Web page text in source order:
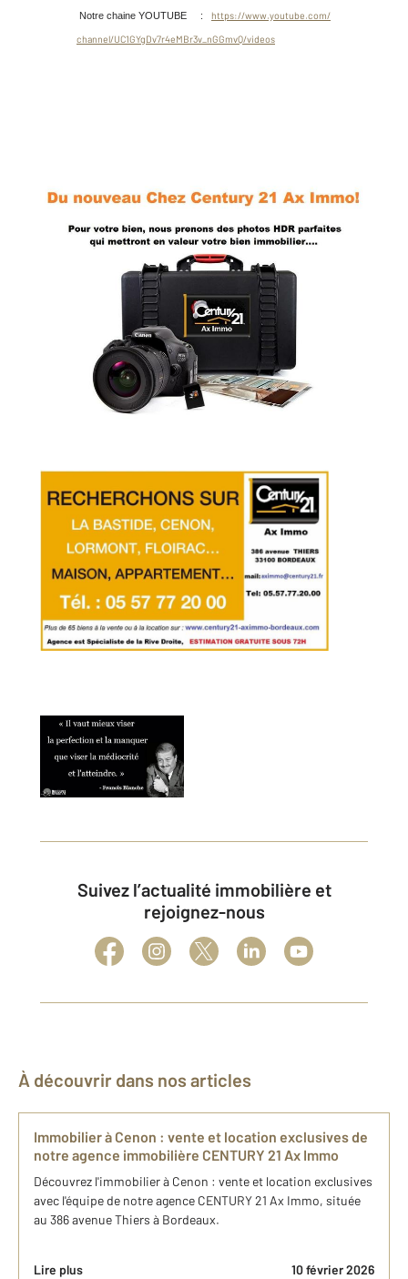
Notre chaine YOUTUBE : https://www.youtube.com/
channel/UC1GYgDv7r4eMBr3v_ nGGmvQ/videos
Suivez l’actualité immobilière et
rejoignez-nous
À découvrir dans nos articles
Immobilier à Cenon : vente et location exclusives de
notre agence immobilière CENTURY 21 Ax Immo
Découvrez l'immobilier à Cenon : vente et location exclusives
avec l'équipe de notre agence CENTURY 21 Ax Immo, située
au 386 avenue Thiers à Bordeaux.
Lire plus 10 février 2026